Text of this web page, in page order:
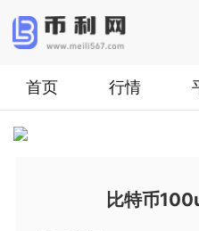
首页 行情
比特币